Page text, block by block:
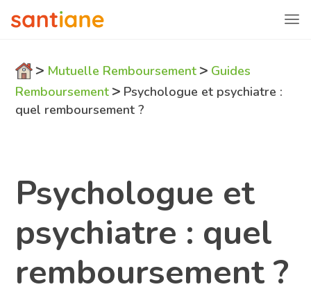
> Mutuelle Remboursement> Guides
Remboursement> Psychologue et psychiatre :
quel remboursement ?
Psychologue et
psychiatre : quel
remboursement ?